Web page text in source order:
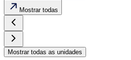
Mostrar todas
Mostrar todas as unidades